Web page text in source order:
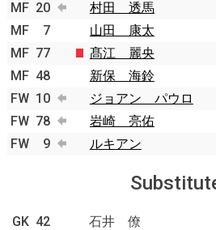
MF 20 村田 透馬
MF 7 山田 康太
MF 77 髙江 麗央
MF 48 新保 海鈴
FW 10 ジョアン パウロ
FW 78 岩崎 亮佑
FW 9 ルキアン
GK 42
石井 僚